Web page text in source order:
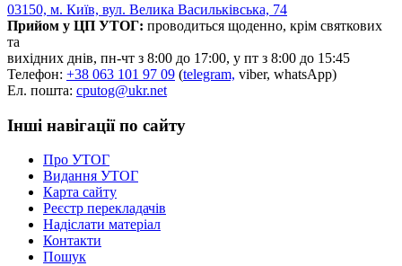
03150, м. Київ, вул. Велика Васильківська, 74
Прийом у ЦП УТОГ: проводиться щоденно, крім святкових
та
вихідних днів, пн-чт з 8:00 до 17:00, у пт з 8:00 до 15:45
Телефон: +38 063 101 97 09 (telegram, viber, whatsApp)
Ел. пошта: cputog@ukr.net
Інші навігації по сайту
Про УТОГ
Видання УТОГ
Карта сайту
Реєстр перекладачів
Надіслати матеріал
Контакти
Пошук